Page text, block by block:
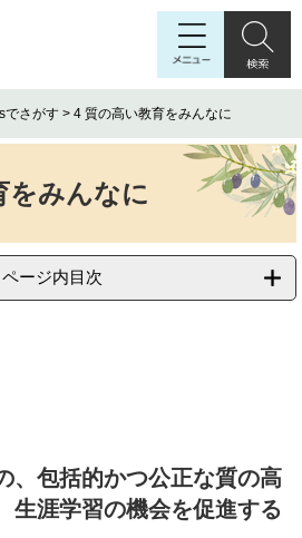
でさがす > 4 質の高い教育をみんなに
をみんなに
ページ内目次
、包括的かつ公正な質の高
生涯学習の機会を促進する